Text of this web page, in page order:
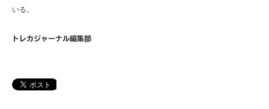
いる。
トレカジャーナル編集部